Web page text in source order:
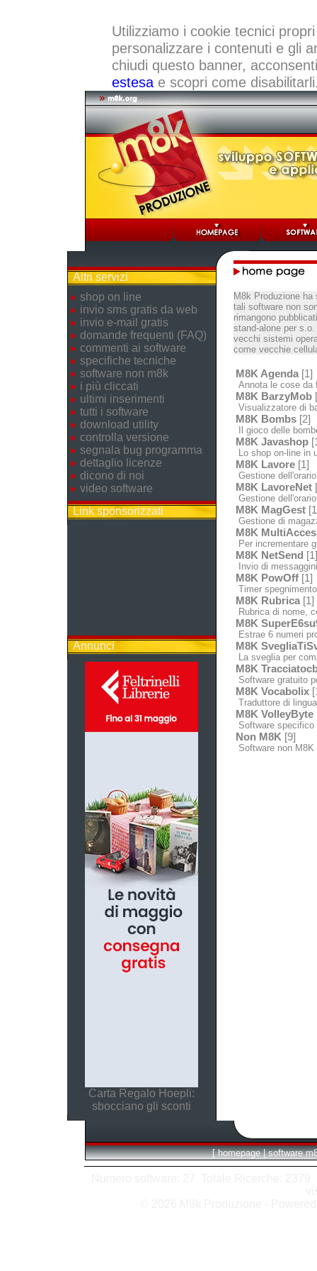
Utilizziamo i cookie tecnici
personalizzare i contenuti e gli
chiudi questo banner,
estesae scopri come
Altri servizi
shop on line
invio sms gratis da web
invio e-mail gratis
domande frequenti (FAQ)
commenti ai software
specifiche tecniche
software non m8k
i più cliccati
ultimi inserimenti
tutti i software
download utility
controlla versione
segnala bug programma
dettaglio licenze
dicono di noi
video software
Link sponsorizzati
Annunci
Carta Regalo Hoepli:
sbocciano gli sconti
M8k Produzione
tali software non
rimangono
stand-alone per
vecchi sistemi
come vecchie
M8K Agenda[1]
Annota le cose da
M8K BarzyMob
Visualizzatore di
M8K Bombs[2]
Il gioco delle
M8K Javashop
Lo shop on-line in
M8K Lavore[1]
Gestione
M8K LavoreNet
Gestione
M8K MagGest
Gestione di
M8K
Per incrementare
M8K NetSend [1]
Invio di
M8K PowOff[1]
Timer
M8K Rubrica[1]
Rubrica di nome,
M8K
Estrae 6 numeri
M8K
La sveglia per
M8K
Software gratuito
M8K Vocabolix
Traduttore di
M8K VolleyByte
Software
Non M8K [9]
Software non M8K
[ homepage | software